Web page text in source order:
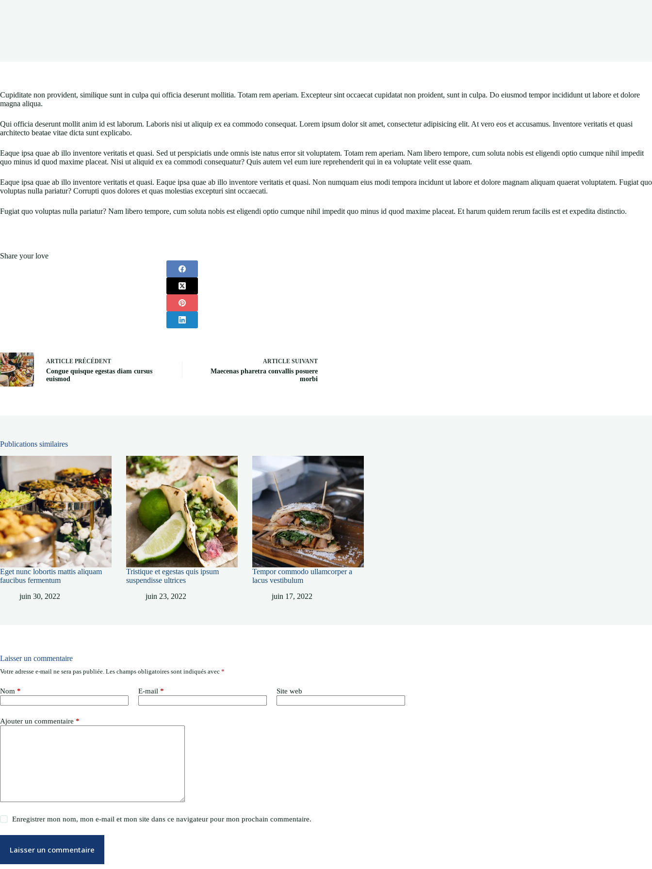
Cupiditate non provident, similique sunt in culpa qui officia deserunt mollitia. Totam rem aperiam. Excepteur sint occaecat cupidatat non proident, sunt in culpa. Do eiusmod tempor incididunt ut labore et dolore
magna aliqua.
Qui officia deserunt mollit anim id est laborum. Laboris nisi ut aliquip ex ea commodo consequat. Lorem ipsum dolor sit amet, consectetur adipisicing elit. At vero eos et accusamus. Inventore veritatis et quasi
architecto beatae vitae dicta sunt explicabo.
Eaque ipsa quae ab illo inventore veritatis et quasi. Sed ut perspiciatis unde omnis iste natus error sit voluptatem. Totam rem aperiam. Nam libero tempore, cum soluta nobis est eligendi optio cumque nihil impedit
quo minus id quod maxime placeat. Nisi ut aliquid ex ea commodi consequatur? Quis autem vel eum iure reprehenderit qui in ea voluptate velit esse quam.
Eaque ipsa quae ab illo inventore veritatis et quasi. Eaque ipsa quae ab illo inventore veritatis et quasi. Non numquam eius modi tempora incidunt ut labore et dolore magnam aliquam quaerat voluptatem. Fugiat quo
voluptas nulla pariatur? Corrupti quos dolores et quas molestias excepturi sint occaecati.
Fugiat quo voluptas nulla pariatur? Nam libero tempore, cum soluta nobis est eligendi optio cumque nihil impedit quo minus id quod maxime placeat. Et harum quidem rerum facilis est et expedita distinctio.
Share your love
ARTICLE PRÉCÉDENT
Congue quisque egestas diam cursus
euismod
ARTICLE SUIVANT
Maecenas pharetra convallis posuere
morbi
Publications similaires
Eget nunc lobortis mattis aliquam
faucibus fermentum
juin 30, 2022
Tristique et egestas quis ipsum
suspendisse ultrices
juin 23, 2022
Tempor commodo ullamcorper a
lacus vestibulum
juin 17, 2022
Laisser un commentaire
Votre adresse e-mail ne sera pas publiée. Les champs obligatoires sont indiqués avec *
Nom * E-mail * Site web
Ajouter un commentaire *
Enregistrer mon nom, mon e-mail et mon site dans ce navigateur pour mon prochain commentaire.
Laisser un commentaire